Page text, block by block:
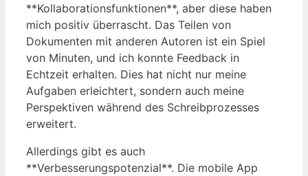
**Kollaborationsfunktionen**, aber diese haben
mich positiv überrascht. Das Teilen von
Dokumenten mit anderen Autoren ist ein Spiel
von Minuten, und ich konnte Feedback in
Echtzeit erhalten. Dies hat nicht nur meine
Aufgaben erleichtert, sondern auch meine
Perspektiven während des Schreibprozesses
erweitert.
Allerdings gibt es auch
**Verbesserungspotenzial**. Die mobile App